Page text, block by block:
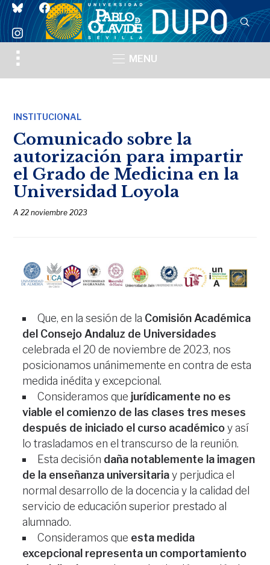
blueskyfacebook
instagram
Toggle
sidebar
MENU
INSTITUCIONAL
Comunicado sobre la
autorización para impartir
el Grado de Medicina en la
Universidad Loyola
A22 noviembre 2023
Que, en la sesión de la Comisión Académica
del Consejo Andaluz de Universidades
celebrada el 20 de noviembre de 2023, nos
posicionamos unánimemente en contra de esta
medida inédita y excepcional.
Consideramos que jurídicamente no es
viable el comienzo de las clases tres meses
después de iniciado el curso académicoy así
lo trasladamos en el transcurso de la reunión.
Esta decisión daña notablemente la imagen
de la enseñanza universitariay perjudica el
normal desarrollo de la docencia y la calidad del
servicio de educación superior prestado al
alumnado.
Consideramos que esta medida
excepcional representa un comportamiento